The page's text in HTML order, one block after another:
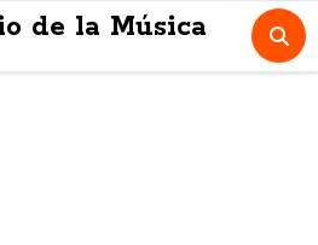
de la Música